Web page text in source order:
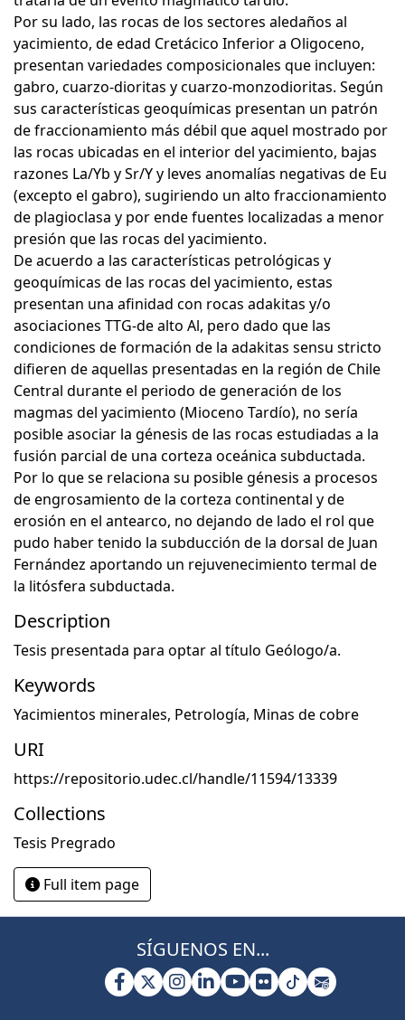
Por su lado, las rocas de los sectores aledaños al
yacimiento, de edad Cretácico Inferior a Oligoceno,
presentan variedades composicionales que incluyen:
gabro, cuarzo-dioritas y cuarzo-monzodioritas. Según
sus características geoquímicas presentan un patrón
de fraccionamiento más débil que aquel mostrado por
las rocas ubicadas en el interior del yacimiento, bajas
razones La/Yb y Sr/Y y leves anomalías negativas de Eu
(excepto el gabro), sugiriendo un alto fraccionamiento
de plagioclasa y por ende fuentes localizadas a menor
presión que las rocas del yacimiento.
De acuerdo a las características petrológicas y
geoquímicas de las rocas del yacimiento, estas
presentan una afinidad con rocas adakitas y/o
asociaciones TTG-de alto Al, pero dado que las
condiciones de formación de la adakitas sensu stricto
difieren de aquellas presentadas en la región de Chile
Central durante el periodo de generación de los
magmas del yacimiento (Mioceno Tardío), no sería
posible asociar la génesis de las rocas estudiadas a la
fusión parcial de una corteza oceánica subductada.
Por lo que se relaciona su posible génesis a procesos
de engrosamiento de la corteza continental y de
erosión en el antearco, no dejando de lado el rol que
pudo haber tenido la subducción de la dorsal de Juan
Fernández aportando un rejuvenecimiento termal de
la litósfera subductada.
Description
Tesis presentada para optar al título Geólogo/a.
Keywords
Yacimientos minerales, Petrología, Minas de cobre
URI
https://repositorio.udec.cl/handle/11594/13339
Collections
Tesis Pregrado
Full item page
SÍGUENOS EN...